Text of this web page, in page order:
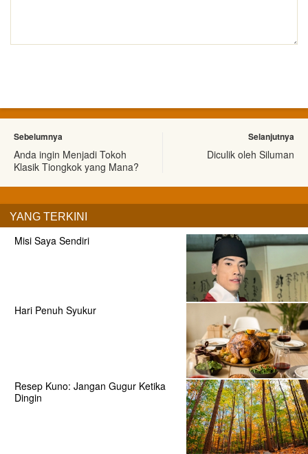
Sebelumnya
Anda ingin Menjadi Tokoh
Klasik Tiongkok yang Mana?
Selanjutnya
Diculik oleh Siluman
YANG TERKINI
Misi Saya Sendiri
Hari Penuh Syukur
Resep Kuno: Jangan Gugur Ketika
Dingin